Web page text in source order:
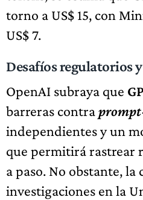
torno a US$ 15, con
US$ 7.
Desafíos regulatorios
OpenAI subraya que
barreras contra
independientes y un
que permitirá rastrear
a paso. No obstante,
investigaciones en la